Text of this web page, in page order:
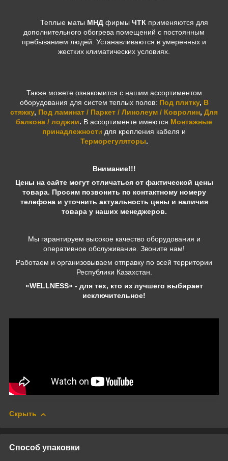
Теплые маты МНД фирмы ЧТК применяются для
дополнительного обогрева помещений с постоянным
пребыванием людей. Устанавливаются в умеренных и
жестких климатических условиях.
Также можете ознакомится с нашим ассортиментом
оборудования для систем теплых полов: Под плитку, В
стяжку, Под ламинат / Паркет / Линолеум / Ковролин, Для
балкона / лоджии. В ассортименте имеются Монтажные
принадлежности для крепления кабеля и
Терморегуляторы.
Внимание!!!
Цены на сайте могут отличаться от фактической цены
товара. Просим позвонить по контактному номеру
телефона и уточнить актуальность цены и наличия
товара у наших менеджеров.
Мы гарантируем высокое качество оборудования и
оперативное обслуживание. Звоните нам!
Работаем и организовываем отправку по всей территории
Республики Казахстан.
«WELLNESS» - для тех, кто из лучшего выбирает
исключительное!
Скрыть
Способ упаковки